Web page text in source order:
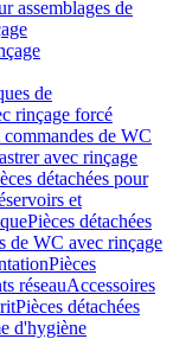
assemblages de
de
rinçage forcé
commandes de WC
avec rinçage
détachées pour
et
Pièces détachées
de WC avec rinçage
Pièces
réseauAccessoires
Pièces détachées
d'hygiène